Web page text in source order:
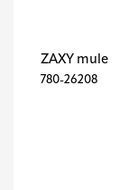
ZAXY mule
780-26208